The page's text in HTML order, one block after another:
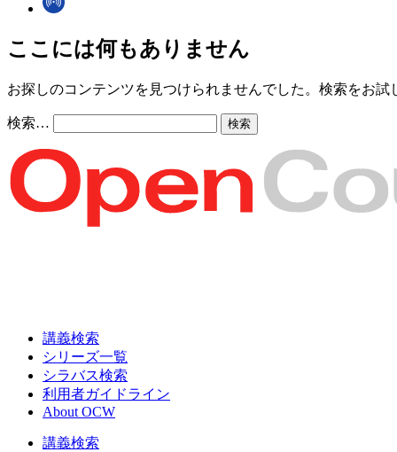
ここには何もありません
お探しのコンテンツを見つけられませんでした。検索をお試
検索…
講義検索
シリーズ一覧
シラバス検索
利用者ガイドライン
About OCW
講義検索